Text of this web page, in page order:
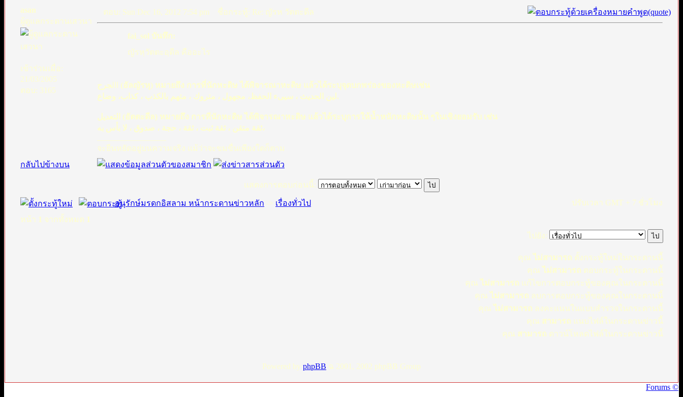
asan
ผู้ดูแลกระดานเสวนา
เข้าร่วมเมื่อ:
21/03/2005
ตอบ: 3165
ตอบ: Sun Dec 16, 2012 7:54 pm ชื่อกระทู้: Re: ญัรห วัตตะดีล
fai_sol บันทึก:
ญัรหฺวัตตะอฺดีล คืออะไร
اال
جرح (อัลญัรหุ) หมายถึง การที่นักหะดิษ ได้พิจารณาหะดิษ แล้วได้ระบุจุดบกพร่องของหะดิษเช่น
لين الحديث ، سيىء الحفظ، مجهول ، متروك ، متهم بالكذب ، كذاب، وضاع.
التعديل (อัตตะดีล) หมายถึง การทีนักหะดิษ ได้พิจารณาหะดิษ แล้วได้ระบุการให้น้ำหนักหะดิษนั้น ๆในเชิงยอมรับ เช่น
ثقة متقن ، ثقة ثبت ، ثقة ، حجة ، صدوق ، لا بأس به،
จะยืนหยัดอยู่บนความจริง แม้ว่าจะขมขื่นเพียงใดก็ตาม
กลับไปข้างบน
แสดงการตอบก่อนนี้:
อนุรักษ์มรดกอิสลาม หน้ากระดานข่าวหลัก -> เรื่องทั่วไป
ปรับเวลา GMT + 7 ชั่วโมง
หน้า 1 จากทั้งหมด 1
ไปยัง:
คุณ ไม่สามารถ ตั้งกระทู้ใหม่ในกระดานนี้
คุณ ไม่สามารถ ตอบกระทู้ในกระดานนี้
คุณ ไม่สามารถ แก้ไขการตอบกระทู้ของคุณในกระดานนี้
คุณ ไม่สามารถ ลบการตอบกระทู้ของคุณในกระดานนี้
คุณ ไม่สามารถ ลงคะแนนในแบบสำรวจในกระดานนี้
คุณ สามารถ แนบไฟล์ในกระดานข่าวนี้
คุณ สามารถ ดาวน์โหลดไฟล์ในกระดานข่าวนี้
Powered by phpBB ฉ 2001, 2002 phpBB Group
Forums ©